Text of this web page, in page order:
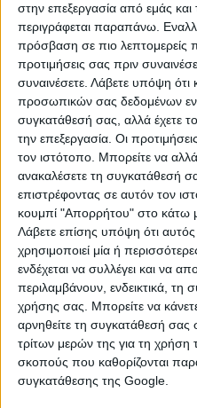
στην επεξεργασία από εμάς
περιγράφεται παραπάνω.
πρόσβαση σε πιο λεπτομερείς
προτιμήσεις σας πριν
συναινέσετε. Λάβετε υπόψη ότι
προσωπικών σας δεδομένων
συγκατάθεσή σας, αλλά έχετε
την επεξεργασία. Οι
τον ιστότοπο. Μπορείτε να
ανακαλέσετε τη συγκατάθεσή
επιστρέφοντας σε αυτόν τον
κουμπί "Απορρήτου" στο κάτω
Λάβετε επίσης υπόψη ότι
χρησιμοποιεί μία ή
ενδέχεται να συλλέγει και να
περιλαμβάνουν, ενδεικτικά, τη
χρήσης σας. Μπορείτε να
αρνηθείτε τη συγκατάθεσή σας
τρίτων μερών της για τη
σκοπούς που καθορίζονται
συγκατάθεσης της Google.
χιονοπτώσεις ακόμα και
σύμφωνα με την
Τσατραφύλλια.«Καιρικό
χαμηλά φέρνει λευκά
Συγκεκριμένα...Τρία
κόλπο της Γένοβας ,ένα
άλλο από τον κόλπο της
την εικόνα του καιρού
μέχρι και την Παρασεκυή
Παρασκευή-Σάββατο (20-
την Παρασκευή το
το Σάββατο στην
ανατολικό Αιγαίο και την
υπόλοιπες
βουνά.Από την
μποφόρ και το Σάββατο Β/
της θερμοκρασίας 5-6
Βελτιωμένος
27/12/24)Δύο